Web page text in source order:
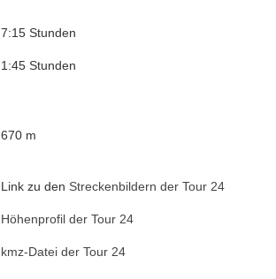
7:15 Stunden
1:45 Stunden
670 m
Link zu den Streckenbildern der Tour 24
Höhenprofil der Tour 24
kmz-Datei der Tour 24